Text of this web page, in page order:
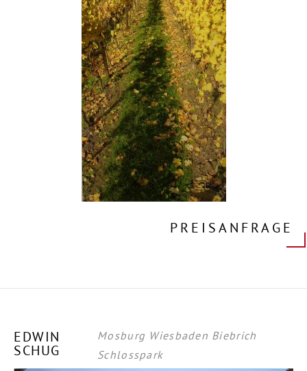
PREISANFRAGE
EDWIN
SCHUG
Mosburg Wiesbaden Biebrich
Schlosspark